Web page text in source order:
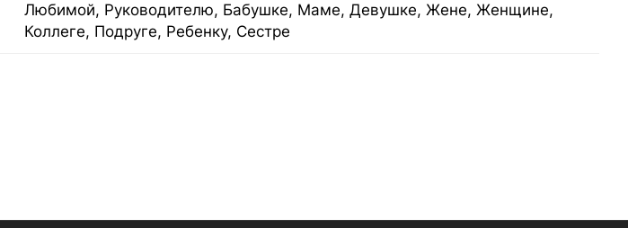
Любимой, Руководителю, Бабушке, Маме, Девушке, Жене, Женщине,
Коллеге, Подруге, Ребенку, Сестре